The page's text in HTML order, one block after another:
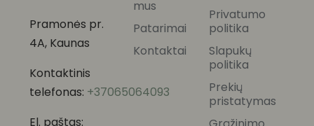
Pramonės pr.
4A, Kaunas
Kontaktinis
telefonas: +37065064093
El. paštas:
mus
Patarimai
Kontaktai
Privatumo
politika
Slapukų
politika
Prekių
pristatymas